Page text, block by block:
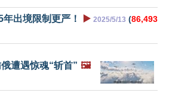
出境限制更严！ ▶️ 2025/5/13 (86,493
遭遇惊魂“斩首” 🖼️